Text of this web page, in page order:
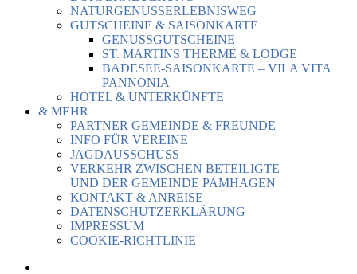
NATURGENUSSERLEBNISWEG
GUTSCHEINE & SAISONKARTE
GENUSSGUTSCHEINE
ST. MARTINS THERME & LODGE
BADESEE-SAISONKARTE – VILA VITA
PANNONIA
HOTEL & UNTERKÜNFTE
& MEHR
PARTNER GEMEINDE & FREUNDE
INFO FÜR VEREINE
JAGDAUSSCHUSS
VERKEHR ZWISCHEN BETEILIGTE
UND DER GEMEINDE PAMHAGEN
KONTAKT & ANREISE
DATENSCHUTZERKLÄRUNG
IMPRESSUM
COOKIE-RICHTLINIE